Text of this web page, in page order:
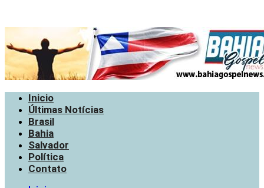
Inicio
Últimas Notícias
Brasil
Bahia
Salvador
Política
Contato